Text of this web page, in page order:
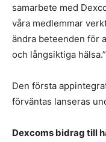
samarbete med
våra medlemmar
ändra beteenden för
och långsiktiga hälsa.”
Den första
förväntas lanseras
Dexcoms bidrag till